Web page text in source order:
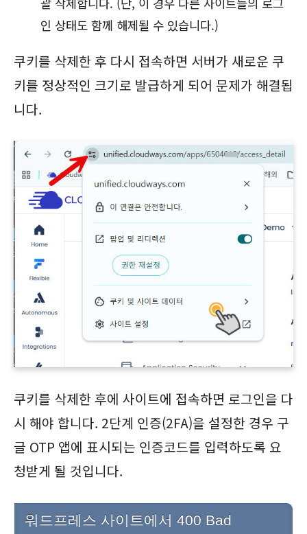
인 상태도 함께 해제될 수 있습니다.)
쿠키를 삭제한 후 다시 접속하면 서버가 새로운 쿠
키를 정상적인 크기로 발급하게 되어 문제가 해결됩
니다.
쿠키를 삭제한 후에 사이트에 접속하면 로그인을 다
시 해야 합니다. 2단계 인증(2FA)을 설정한 경우 구
글 OTP 앱에 표시되는 인증코드를 입력하도록 요
청받게 될 것입니다.
워드프레스 사이트에서 400 Bad